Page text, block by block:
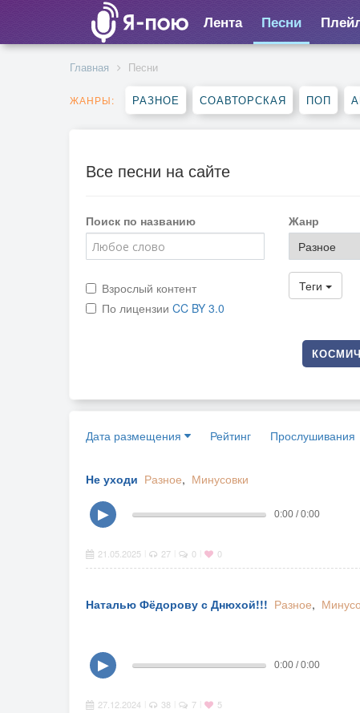
Лента Песни
Главная Песни
ЖАНРЫ: РАЗНОЕ СОАВТОРСКАЯ ПОП
Все песни на сайте
Поиск по названию Жанр
Взрослый контент
По лицензии CC BY 3.0
Теги
Дата размещения Рейтинг Прослушивания
Не уходи Разное, Минусовки
▶ 0:00 / 0:00
21.05.2025 27 0 0
Наталью Фёдорову с Днюхой!!! Разное,
▶ 0:00 / 0:00
27.12.2024 38 7 5